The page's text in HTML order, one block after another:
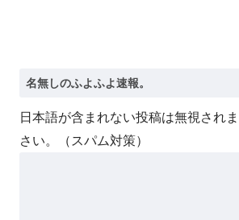
日本語が含まれない投稿は無視され
さい。（スパム対策）